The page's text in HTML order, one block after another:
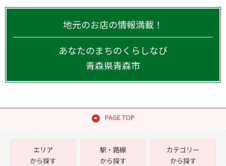
地元のお店の情報満載！
あなたのまちのくらしなび
青森県青森市
PAGE TOP
エリア
から探す
駅・路線
から探す
カテゴリー
から探す